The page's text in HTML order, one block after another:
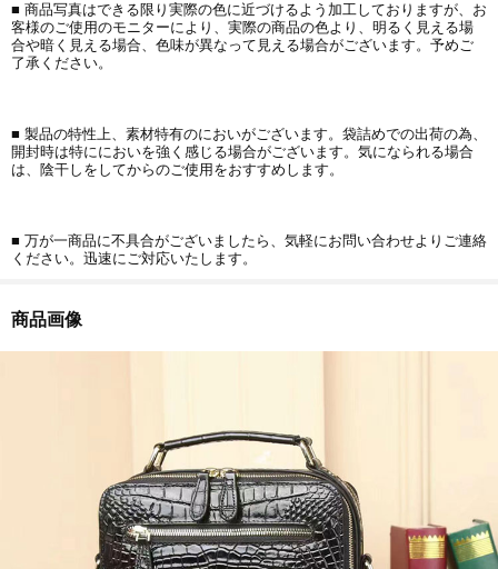
■ 商品写真はできる限り実際の色に近づけるよう加工しておりますが、お
客様のご使用のモニターにより、実際の商品の色より、明るく見える場
合や暗く見える場合、色味が異なって見える場合がございます。予めご
了承ください。
■ 製品の特性上、素材特有のにおいがございます。袋詰めでの出荷の為、
開封時は特ににおいを強く感じる場合がございます。気になられる場合
は、陰干しをしてからのご使用をおすすめします。
■ 万が一商品に不具合がございましたら、気軽にお問い合わせよりご連絡
ください。迅速にご対応いたします。
商品画像